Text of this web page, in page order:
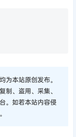
为本站原创发布。
制、盗用、采集、
。如若本站内容侵